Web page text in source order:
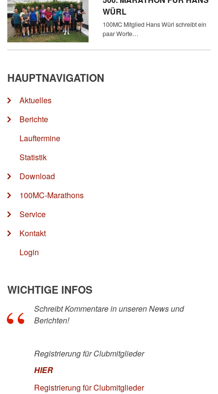
WÜRL
100MC Mitglied Hans Würl schreibt ein
paar Worte…
HAUPTNAVIGATION
Aktuelles
Berichte
Lauftermine
Statistik
Download
100MC-Marathons
Service
Kontakt
Login
WICHTIGE INFOS
Schreibt Kommentare in unseren News und
Berichten!
Registrierung für Clubmitglieder
HIER
Registrierung für Clubmitglieder